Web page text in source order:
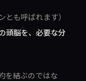
も呼ばれます）
頭脳を、必要な分
を結ぶのではな